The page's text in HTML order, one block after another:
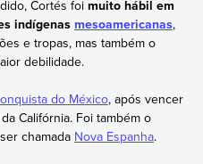
Cortés foi muito hábil em
indígenas mesoamericanas,
e tropas, mas também o
debilidade.
do México, após vencer
Califórnia. Foi também o
chamada Nova Espanha.